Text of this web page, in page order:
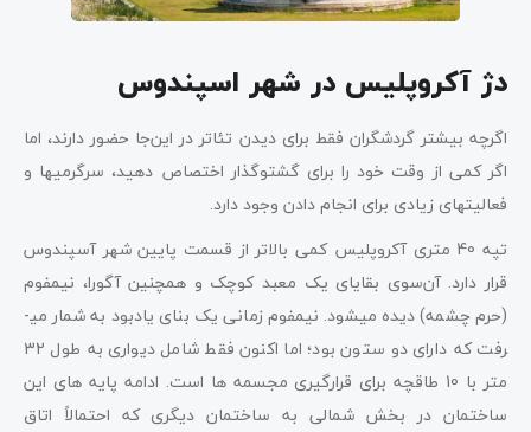
دژ آکروپلیس در شهر اسپندوس
اگرچه بیشتر گردشگران فقط برای دیدن تئاتر در این‌جا حضور دارند، اما
اگر کمی از وقت خود را برای گشت­و­گذار اختصاص دهید، سرگرمی­ها و
فعالیت­های زیادی برای انجام دادن وجود دارد.
تپه 40 متری آکروپلیس کمی بالاتر از قسمت پایین شهر آسپندوس
قرار دارد. آن‌سوی بقایای یک معبد کوچک و همچنین آگورا، نیمفوم
(حرم چشمه) دیده­ می­شود. نیمفوم زمانی یک بنای یادبود به شمار می­
رفت که دارای دو ستون بود؛ اما اکنون فقط شامل دیواری به طول 32
متر با 10 طاقچه برای قرار­گیری مجسمه­ ها است. ادامه پایه­ های این
ساختمان در بخش شمالی به ساختمان دیگری که احتمالاً اتاق